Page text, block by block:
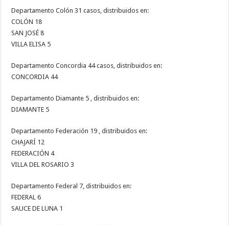
Departamento Colón 31 casos, distribuidos en:
COLÓN 18
SAN JOSÉ 8
VILLA ELISA 5
Departamento Concordia 44 casos, distribuidos en:
CONCORDIA 44
Departamento Diamante 5 , distribuidos en:
DIAMANTE 5
Departamento Federación 19 , distribuidos en:
CHAJARÍ 12
FEDERACIÓN 4
VILLA DEL ROSARIO 3
Departamento Federal 7, distribuidos en:
FEDERAL 6
SAUCE DE LUNA 1